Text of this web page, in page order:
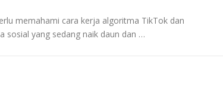
memahami cara kerja algoritma TikTok dan
sosial yang sedang naik daun dan …